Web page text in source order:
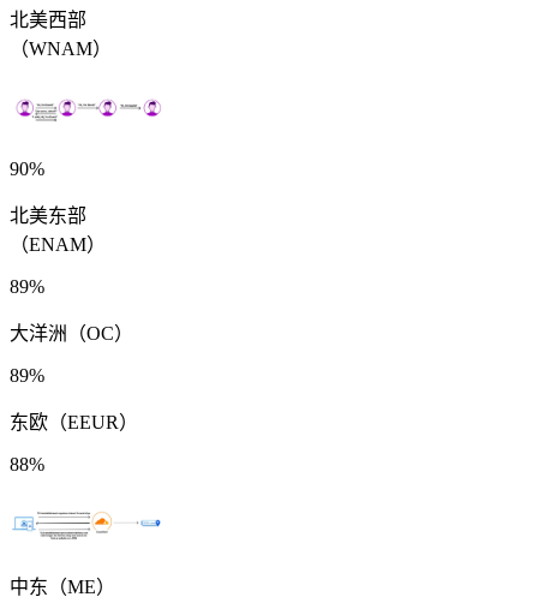
北美西部
（WNAM）
90%
北美东部
（ENAM）
89%
大洋洲（OC）
89%
东欧（EEUR）
88%
中东（ME）